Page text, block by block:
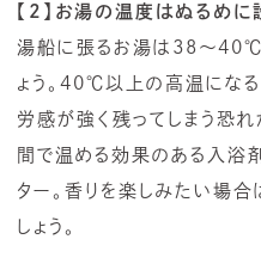
【2】お湯の温度はぬるめに
湯船に張るお湯は38～40℃
ょう。40℃以上の高温にな
労感が強く残ってしまう恐
間で温める効果のある入浴
ター。香りを楽しみたい場
しょう。